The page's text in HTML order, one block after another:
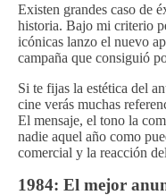
Existen grandes caso de
historia. Bajo mi criterio
icónicas lanzo el nuevo
campaña que consiguió
Si te fijas la estética del
cine verás muchas
El mensaje, el tono la
nadie aquel año como
comercial y la reacción
1984: El mejor